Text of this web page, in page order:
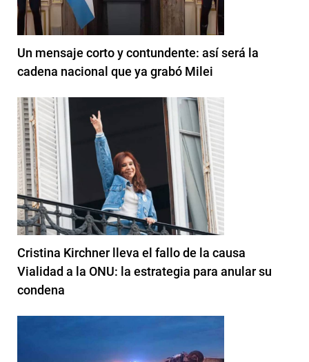
Un mensaje corto y contundente: así será la
cadena nacional que ya grabó Milei
Cristina Kirchner lleva el fallo de la causa
Vialidad a la ONU: la estrategia para anular su
condena